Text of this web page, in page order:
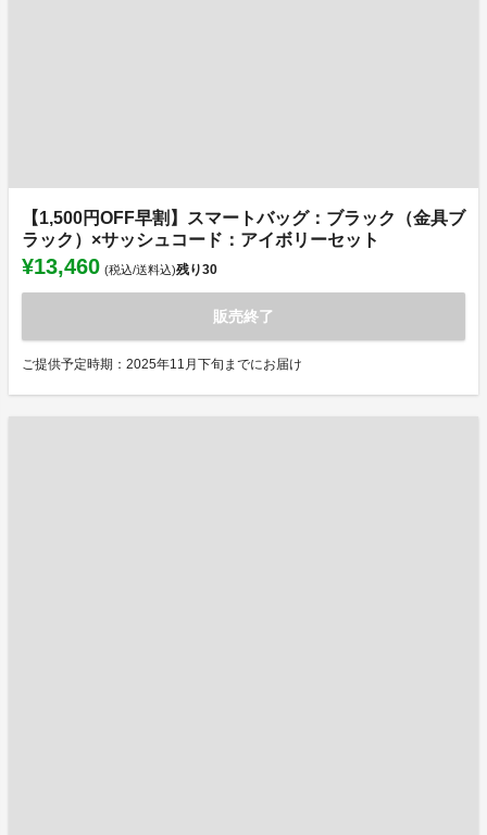
【1,500円OFF早割】スマートバッグ：ブラック（金具ブ
ラック）×サッシュコード：アイボリーセット
¥13,460 (税込/送料込)残り30
販売終了
ご提供予定時期：2025年11月下旬までにお届け